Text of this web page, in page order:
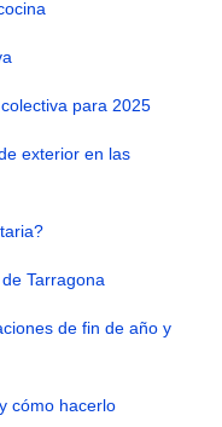
para 2025
exterior en las
Tarragona
de fin de año y
cómo hacerlo